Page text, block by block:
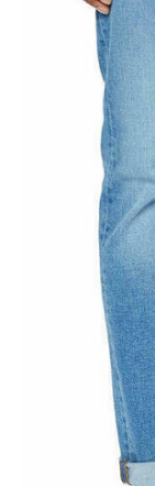
Καλάθι
ENGLISH